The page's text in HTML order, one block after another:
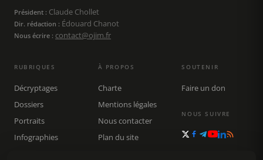
Président : Claude Chollet
Dir. rédaction : Édouard Chanot
Nous écrire : contact@ojim.fr
RUBRIQUES
Décryptages
Dossiers
Portraits
Infographies
À PROPOS
Charte
Mentions légales
Nous contacter
Plan du site
SOUTENIR
Faire un don
NOUS SUIVRE